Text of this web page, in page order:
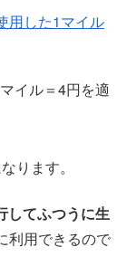
用した1マイル
イル＝4円を適
ります。
てふつうに生
利用できるので